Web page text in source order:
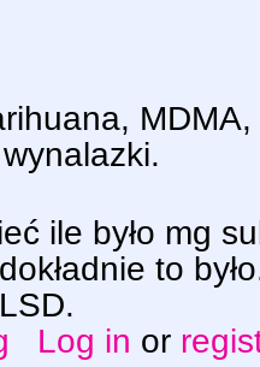
ile było mg
to
Log in or